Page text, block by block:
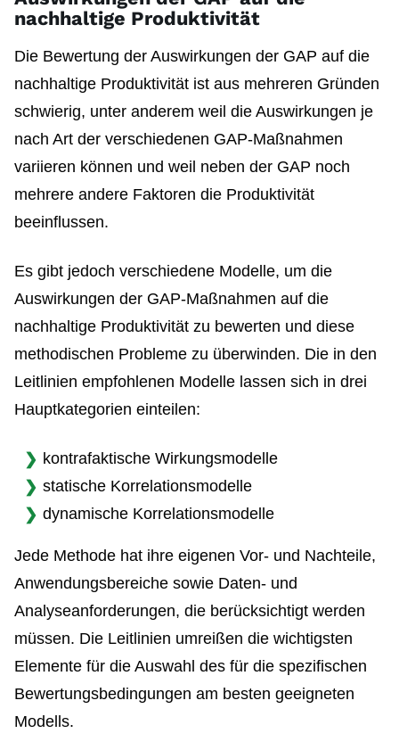
nachhaltige Produktivität
Die Bewertung der Auswirkungen der GAP auf die
nachhaltige Produktivität ist aus mehreren Gründen
schwierig, unter anderem weil die Auswirkungen je
nach Art der verschiedenen GAP-Maßnahmen
variieren können und weil neben der GAP noch
mehrere andere Faktoren die Produktivität
beeinflussen.
Es gibt jedoch verschiedene Modelle, um die
Auswirkungen der GAP-Maßnahmen auf die
nachhaltige Produktivität zu bewerten und diese
methodischen Probleme zu überwinden. Die in den
Leitlinien empfohlenen Modelle lassen sich in drei
Hauptkategorien einteilen:
kontrafaktische Wirkungsmodelle
statische Korrelationsmodelle
dynamische Korrelationsmodelle
Jede Methode hat ihre eigenen Vor- und Nachteile,
Anwendungsbereiche sowie Daten- und
Analyseanforderungen, die berücksichtigt werden
müssen. Die Leitlinien umreißen die wichtigsten
Elemente für die Auswahl des für die spezifischen
Bewertungsbedingungen am besten geeigneten
Modells.